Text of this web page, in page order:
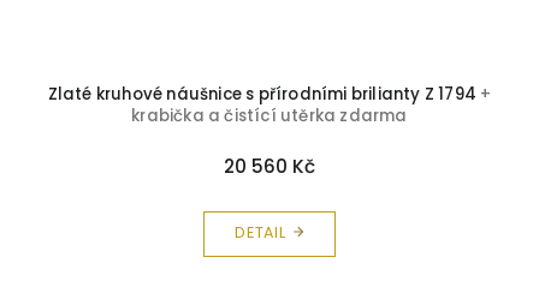
Zlaté kruhové náušnice s přírodními brilianty Z 1794 +
krabička a čistící utěrka zdarma
20 560 Kč
DETAIL